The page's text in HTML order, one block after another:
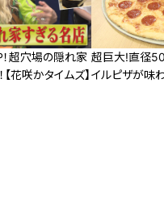
超穴場の隠れ家
花咲かタイムズ】
超巨大!直径
イルピザが味